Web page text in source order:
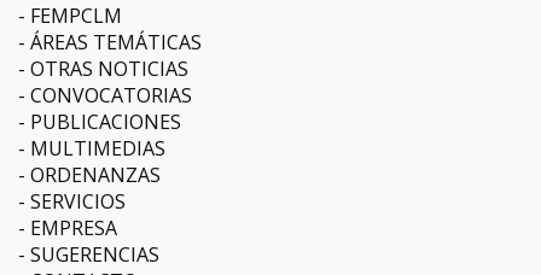
FEMPCLM
ÁREAS TEMÁTICAS
OTRAS NOTICIAS
CONVOCATORIAS
PUBLICACIONES
MULTIMEDIAS
ORDENANZAS
SERVICIOS
EMPRESA
SUGERENCIAS